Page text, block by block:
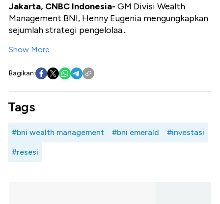
Jakarta, CNBC Indonesia- GM Divisi Wealth
Management BNI, Henny Eugenia mengungkapkan
sejumlah strategi pengelolaa...
Show More
Bagikan:
Tags
#bni wealth management #bni emerald #investasi
#resesi